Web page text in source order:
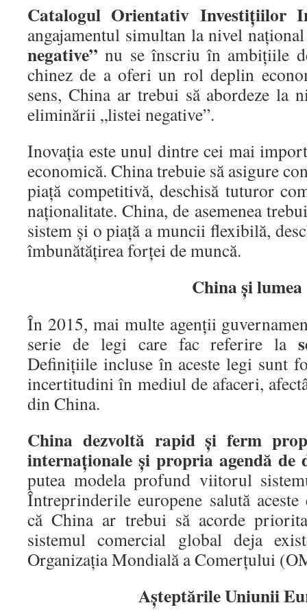
Catalogul Orientativ Investiţiilor
angajamentul simultan la nivel
negative” nu se înscriu în ambiţiile
chinez de a oferi un rol deplin
sens, China ar trebui să abordeze la
eliminării „listei negative”.
Inovaţia este unul dintre cei mai
economică. China trebuie să asigure
piaţă competitivă, deschisă tuturor
naţionalitate. China, de asemenea
sistem şi o piaţă a muncii flexibilă,
îmbunătăţirea forţei de muncă.
China şi lumea
În 2015, mai multe agenţii
serie de legi care fac referire la
Definiţiile incluse în aceste legi sunt
incertitudini în mediul de afaceri,
din China.
China dezvoltă rapid şi ferm
internaţionale şi propria agendă de
putea modela profund viitorul
Întreprinderile europene salută
că China ar trebui să acorde
sistemul comercial global deja
Organizaţia Mondială a Comerţului
Aşteptările Uniunii